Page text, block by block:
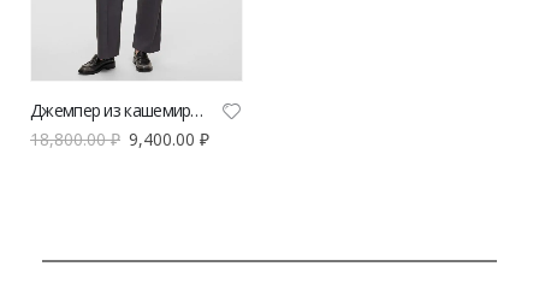
Джемпер из кашемира POISE голубой
18,800.00₽ 9,400.00 ₽